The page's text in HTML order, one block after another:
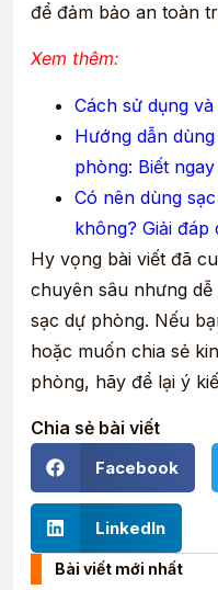
để đảm bảo an toàn
Xem thêm:
Cách sử dụng
Hướng dẫn
phòng: Biết
Có nên dùng
không? Giải đáp
Hy vọng bài viết đã
chuyên sâu nhưng
sạc dự phòng. Nếu
hoặc muốn chia sẻ
phòng, hãy để lại ý
Chia sẻ bài viết
Facebook
LinkedIn
Bài viết mới nhất